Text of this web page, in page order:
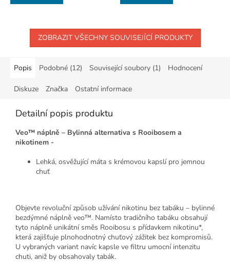
ZOBRAZIT VŠECHNY SOUVISEJÍCÍ PRODUKTY
Popis Podobné (12) Související soubory (1) Hodnocení
Diskuze Značka Ostatní informace
Detailní popis produktu
Veo™ náplně – Bylinná alternativa s Rooibosem a
nikotinem -
Lehká, osvěžující máta s krémovou kapslí pro jemnou
chuť
Objevte revoluční způsob užívání nikotinu bez tabáku – bylinné
bezdýmné náplně veo™. Namísto tradičního tabáku obsahují
tyto náplně unikátní směs Rooibosu s přídavkem nikotinu*,
která zajišťuje plnohodnotný chuťový zážitek bez kompromisů.
U vybraných variant navíc kapsle ve filtru umocní intenzitu
chuti, aniž by obsahovaly tabák.